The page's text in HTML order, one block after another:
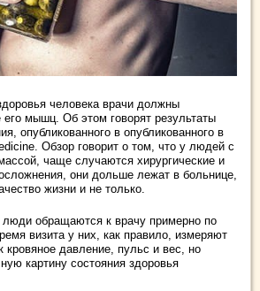
человека врачи должны
его мышц. Об этом говорят результаты
опубликованного в опубликованного в
Обзор говорит о том, что у людей с
чаще случаются хирургические и
они дольше лежат в больнице,
жизни и не только.
обращаются к врачу примерно по
визита у них, как правило, измеряют
кровяное давление, пульс и вес, но
картину состояния здоровья